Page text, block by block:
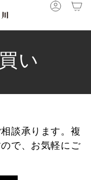
ア
い
談承ります。複
で、お気軽にご